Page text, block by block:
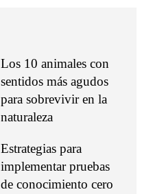
Los 10 animales con
sentidos más agudos
para sobrevivir en la
naturaleza
Estrategias para
implementar pruebas
de conocimiento cero